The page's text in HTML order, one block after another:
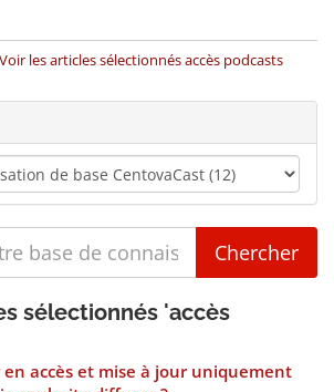
Voir les articles sélectionnés accès podcasts
sélectionnés 'accès
accès et mise à jour uniquement